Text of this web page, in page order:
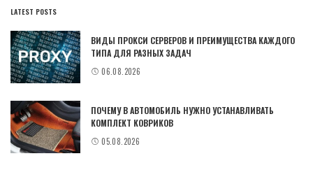
LATEST POSTS
ВИДЫ ПРОКСИ СЕРВЕРОВ И ПРЕИМУЩЕСТВА КАЖДОГО
ТИПА ДЛЯ РАЗНЫХ ЗАДАЧ
06.08.2026
ПОЧЕМУ В АВТОМОБИЛЬ НУЖНО УСТАНАВЛИВАТЬ
КОМПЛЕКТ КОВРИКОВ
05.08.2026